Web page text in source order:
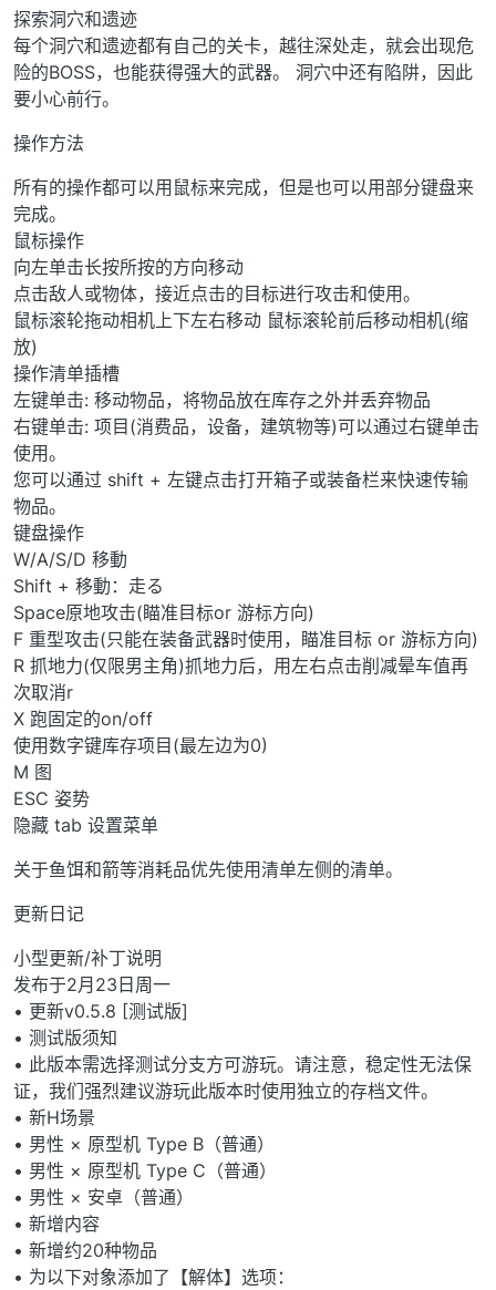
探索洞穴和遗迹
每个洞穴和遗迹都有自己的关卡，越往深处走，就会出现危
险的BOSS，也能获得强大的武器。 洞穴中还有陷阱，因此
要小心前行。
操作方法
所有的操作都可以用鼠标来完成，但是也可以用部分键盘来
完成。
鼠标操作
向左单击长按所按的方向移动
点击敌人或物体，接近点击的目标进行攻击和使用。
鼠标滚轮拖动相机上下左右移动 鼠标滚轮前后移动相机(缩
放)
操作清单插槽
左键单击: 移动物品，将物品放在库存之外并丢弃物品
右键单击: 项目(消费品，设备，建筑物等)可以通过右键单击
使用。
您可以通过 shift + 左键点击打开箱子或装备栏来快速传输
物品。
键盘操作
W/A/S/D 移動
Shift + 移動：走る
Space原地攻击(瞄准目标or 游标方向)
F 重型攻击(只能在装备武器时使用，瞄准目标 or 游标方向)
R 抓地力(仅限男主角)抓地力后，用左右点击削减晕车值再
次取消r
X 跑固定的on/off
使用数字键库存项目(最左边为0)
M 图
ESC 姿势
隐藏 tab 设置菜单
关于鱼饵和箭等消耗品优先使用清单左侧的清单。
更新日记
小型更新/补丁说明
发布于2月23日周一
• 更新v0.5.8 [测试版]
• 测试版须知
• 此版本需选择测试分支方可游玩。请注意，稳定性无法保
证，我们强烈建议游玩此版本时使用独立的存档文件。
• 新H场景
• 男性 × 原型机 Type B（普通）
• 男性 × 原型机 Type C（普通）
• 男性 × 安卓（普通）
• 新增内容
• 新增约20种物品
• 为以下对象添加了【解体】选项：